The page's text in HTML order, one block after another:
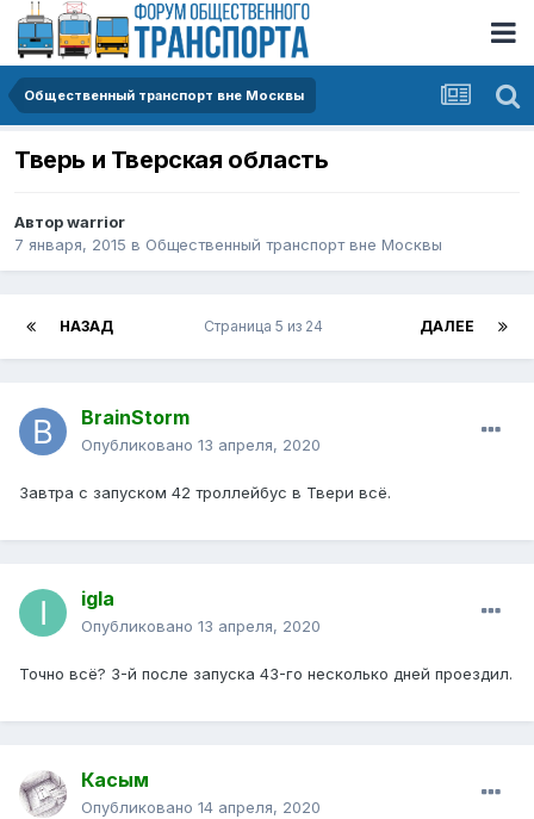
Общественный транспорт вне Москвы
Тверь и Тверская область
Авторwarrior
7 января, 2015 в Общественный транспорт вне Москвы
НАЗАД ДАЛЕЕ
Страница 5 из 24
BrainStorm
Опубликовано 13 апреля, 2020
Завтра с запуском 42 троллейбус в Твери всё.
igla
Опубликовано 13 апреля, 2020
Точно всё? 3-й после запуска 43-го несколько дней проездил.
Касым
Опубликовано 14 апреля, 2020